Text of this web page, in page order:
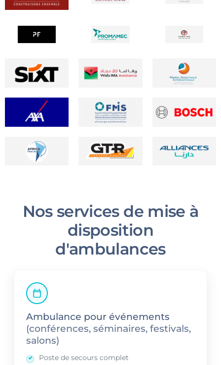
Nos services de mise à
disposition
d'ambulances
Ambulance pour événements
(conférences, séminaires, festivals,
salons)
Poste de secours complet